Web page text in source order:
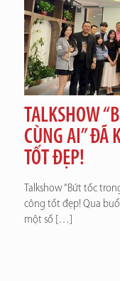
TALKSHOW
CÙNG AI” ĐÃ
TỐT ĐẸP!
Talkshow “Bứt tốc
công tốt đẹp! Qua
một số […]